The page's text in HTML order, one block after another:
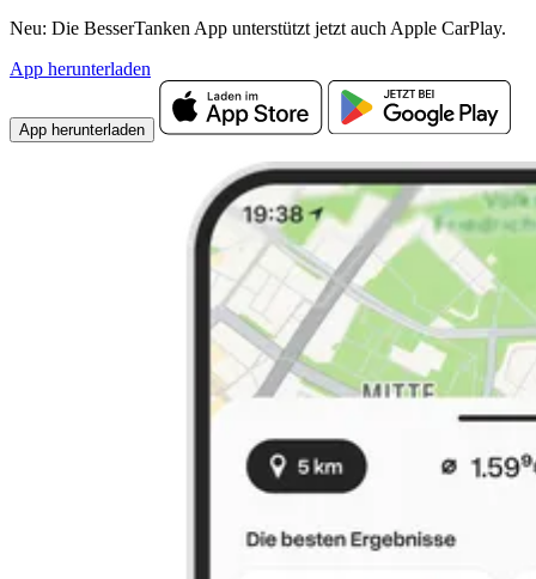
Neu: Die BesserTanken App unterstützt jetzt auch Apple CarPlay.
App herunterladen
App herunterladen